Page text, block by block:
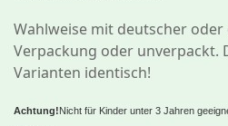
Wahlweise mit deutscher
Verpackung oder unverpackt.
Varianten identisch!
Achtung!Nicht für Kinder unter 3 Jahren